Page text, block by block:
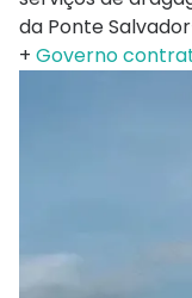
da Ponte
+ Governo